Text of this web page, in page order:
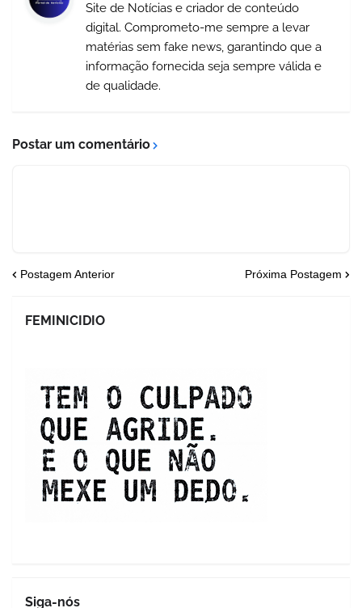
Site de Notícias e criador de conteúdo
digital. Comprometo-me sempre a levar
matérias sem fake news, garantindo que a
informação fornecida seja sempre válida e
de qualidade.
Postar um comentário
Postagem Anterior Próxima Postagem
FEMINICIDIO
Siga-nós